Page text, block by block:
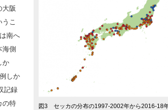
図3 セッカの分布の1997-2002年から2016-18
大阪
こ
南へ
海側
か
しか
記録
の特